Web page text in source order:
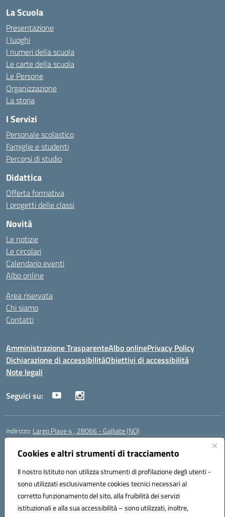
Cookies e altri strumenti di tracciamento
Il nostro Istituto non utilizza strumenti di profilazione degli utenti -
sono utilizzati esclusivamente cookies tecnici necessari al
corretto funzionamento del sito, alla fruibilità dei servizi
istituzionali e alla sua accessibilità – sono utilizzati, inoltre,
La Scuola
Presentazione
I luoghi
I numeri della scuola
Le carte della scuola
Le Persone
Organizzazione
La storia
I Servizi
Personale scolastico
Famiglie e studenti
Percorsi di studio
Didattica
Offerta formativa
I progetti delle classi
Novità
Le notizie
Le circolari
Calendario eventi
Albo online
Area riservata
Chi siamo
Contatti
Amministrazione TrasparenteAlbo onlinePrivacy Policy
Dichiarazione di accessibilitàObiettivi di accessibilità
Note legali
Seguici su:
Indirizzo: Largo Piave 4 , 28066 - Galliate (NO)
Centralino:
Posta elettronica certificata (PEC):noic818005@pec.istruzione.it
Codice fiscale: 80012920031
Codice meccanografico:NOIC818005
Codice Indice delle Pubbliche Amministrazioni (IPA): istsc_noic818005
Codice unico di fatturazione (CUF): UF6KHS